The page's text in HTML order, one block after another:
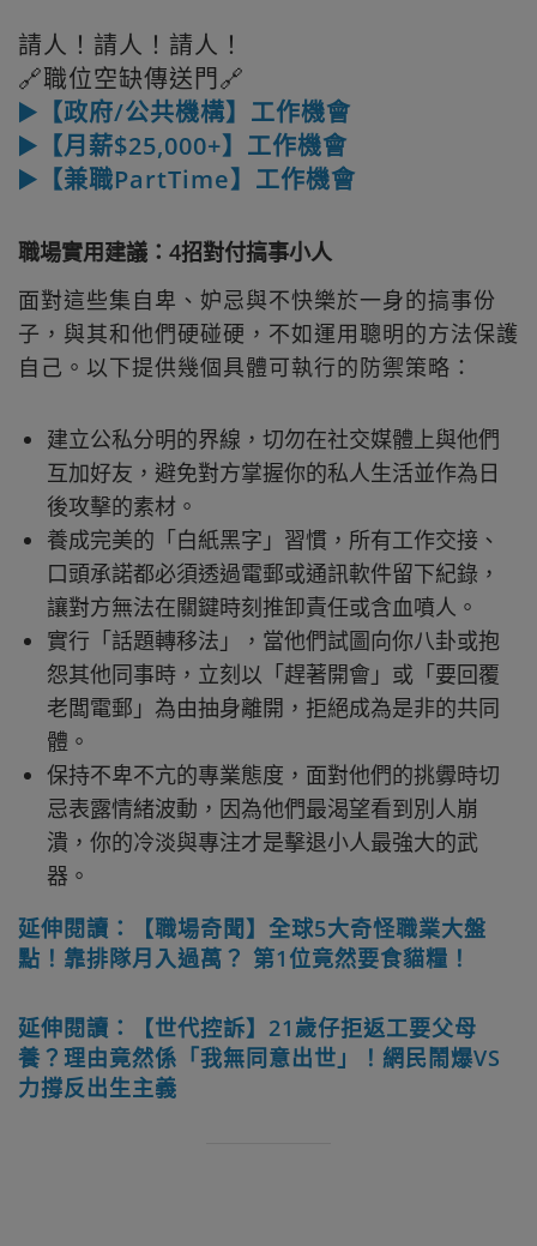
請人！請人！請人！
🔗職位空缺傳送門🔗
▶️【政府/公共機構】工作機會
▶️【月薪$25,000+】工作機會
▶️【兼職PartTime】工作機會
職場實用建議：4招對付搞事小人
面對這些集自卑、妒忌與不快樂於一身的搞事份
子，與其和他們硬碰硬，不如運用聰明的方法保護
自己。以下提供幾個具體可執行的防禦策略：
建立公私分明的界線，切勿在社交媒體上與他們
互加好友，避免對方掌握你的私人生活並作為日
後攻擊的素材。
養成完美的「白紙黑字」習慣，所有工作交接、
口頭承諾都必須透過電郵或通訊軟件留下紀錄，
讓對方無法在關鍵時刻推卸責任或含血噴人。
實行「話題轉移法」，當他們試圖向你八卦或抱
怨其他同事時，立刻以「趕著開會」或「要回覆
老闆電郵」為由抽身離開，拒絕成為是非的共同
體。
保持不卑不亢的專業態度，面對他們的挑釁時切
忌表露情緒波動，因為他們最渴望看到別人崩
潰，你的冷淡與專注才是擊退小人最強大的武
器。
延伸閱讀：【職場奇聞】全球5大奇怪職業大盤
點！靠排隊月入過萬？ 第1位竟然要食貓糧！
延伸閱讀：【世代控訴】21歲仔拒返工要父母
養？理由竟然係「我無同意出世」！網民鬧爆VS
力撐反出生主義